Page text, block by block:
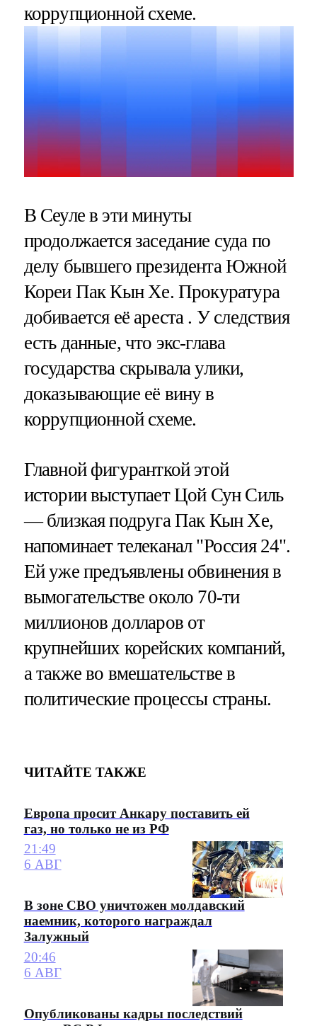
коррупционной схеме.
В Сеуле в эти минуты
продолжается заседание суда по
делу бывшего президента Южной
Кореи Пак Кын Хе. Прокуратура
добивается её ареста . У следствия
есть данные, что экс-глава
государства скрывала улики,
доказывающие её вину в
коррупционной схеме.
Главной фигуранткой этой
истории выступает Цой Сун Силь
— близкая подруга Пак Кын Хе,
напоминает телеканал "Россия 24".
Ей уже предъявлены обвинения в
вымогательстве около 70-ти
миллионов долларов от
крупнейших корейских компаний,
а также во вмешательстве в
политические процессы страны.
ЧИТАЙТЕ ТАКЖЕ
Европа просит Анкару поставить ей
газ, но только не из РФ
21:49
6 АВГ
В зоне СВО уничтожен молдавский
наемник, которого награждал
Залужный
20:46
6 АВГ
Опубликованы кадры последствий